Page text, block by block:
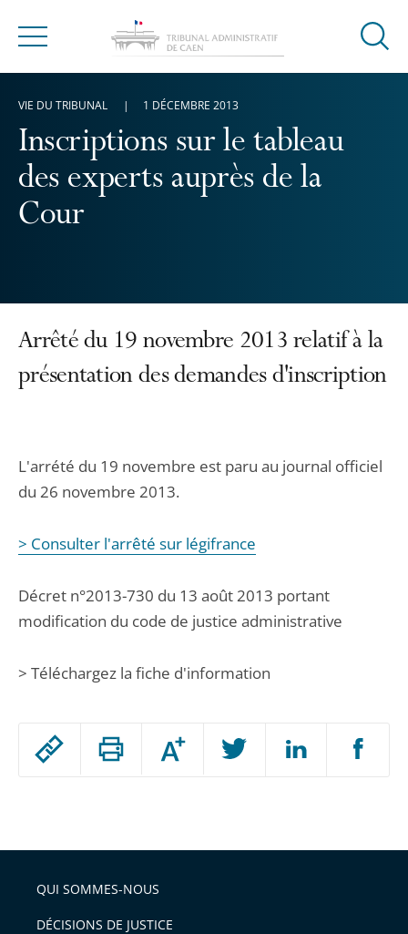
Menu
Ouvrir
Inscriptions sur le tableau
des experts auprès de la
Cour
VIE DU TRIBUNAL 1 DÉCEMBRE 2013
Passer
arriver
après
Augmenter
ou
l'article
pour
Arrêté du 19 novembre 2013 relatif à la
présentation des demandes d'inscription
L'arrété du 19 novembre est paru au journal officiel
du 26 novembre 2013.
> Consulter l'arrêté sur légifrance
Décret n°2013-730 du 13 août 2013 portant
modification du code de justice administrative
> Téléchargez la fiche d'information
QUI SOMMES-NOUS
DÉCISIONS DE JUSTICE